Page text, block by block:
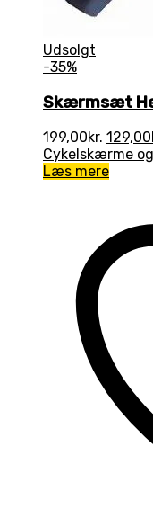
Udsolgt
-35%
Skærmsæt
199,00kr. Den
pris
129,00
Cykelskærme
Læs mere